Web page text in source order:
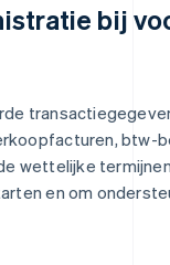
bij
btw-
wettelijke
en om